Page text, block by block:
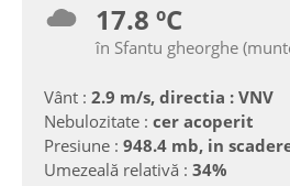
17.8 ºC
în Sfantu gheorghe
Vânt : 2.9 m/s, directia : VNV
Nebulozitate : cer acoperit
Presiune : 948.4 mb, in
Umezeală relativă : 34%